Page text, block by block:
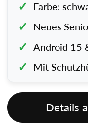
Farbe:
Neues
Android 15
Mit
Details